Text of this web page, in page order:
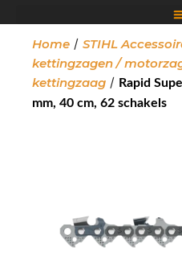
Home / STIHL
kettingzagen /
kettingzaag / Rapid
mm, 40 cm, 62 schakels